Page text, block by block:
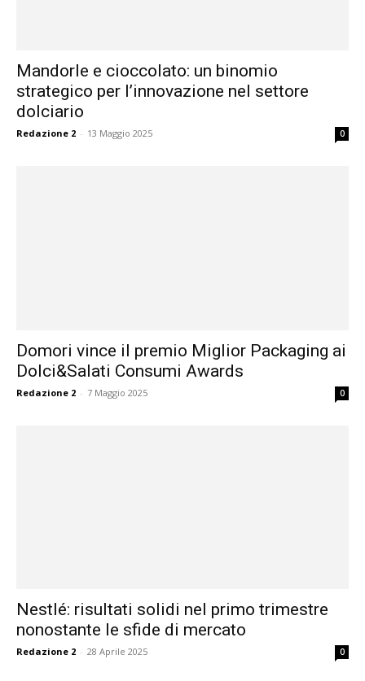
Mandorle e cioccolato: un binomio
strategico per l’innovazione nel settore
dolciario
Redazione 2 - 13 Maggio 2025 0
Domori vince il premio Miglior Packaging ai
Dolci&Salati Consumi Awards
Redazione 2 - 7 Maggio 2025 0
Nestlé: risultati solidi nel primo trimestre
nonostante le sfide di mercato
Redazione 2 - 28 Aprile 2025 0